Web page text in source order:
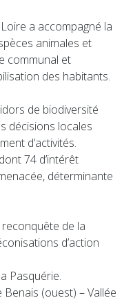
a accompagné la
animales et
communal et
des habitants.
de biodiversité
décisions locales
d’activités.
74 d’intérêt
déterminante
de la
d’action
Pasquérie.
(ouest) – Vallée